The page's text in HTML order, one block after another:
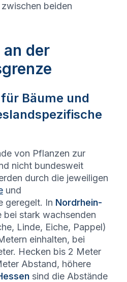
beiden
der
Bäume und
von Pflanzen zur
nicht bundesweit
durch die jeweiligen
und
geregelt. In Nordrhein-
bei stark wachsenden
Linde, Eiche, Pappel)
einhalten, bei
Hecken bis 2 Meter
Abstand, höhere
sind die Abstände